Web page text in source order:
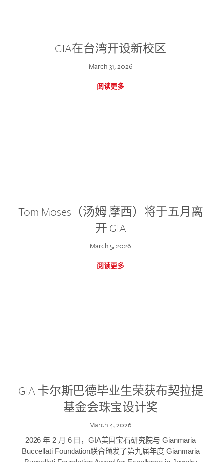
GIA在台湾开设新校区
March 31, 2026
阅读更多
Tom Moses（汤姆·摩西）将于五月离
开 GIA
March 5, 2026
阅读更多
GIA 卡尔斯巴德毕业生荣获布契拉提
基金会珠宝设计奖
March 4, 2026
2026 年 2 月 6 日，GIA美国宝石研究院与 Gianmaria
Buccellati Foundation联合颁发了第九届年度 Gianmaria